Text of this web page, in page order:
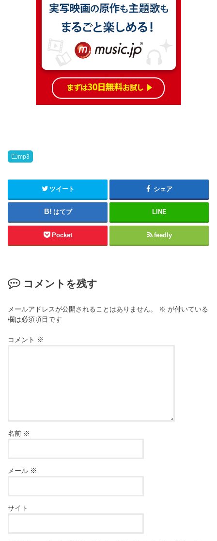
mp3
ツイート シェア
はてブ LINE
Pocket feedly
コメントを残す
メールアドレスが公開されることはありません。 ※ が付いている
欄は必須項目です
コメント ※
名前 ※
メール ※
サイト